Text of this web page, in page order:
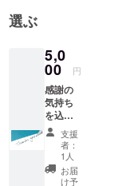
スクール
パー・高齢
者・外国
人）| 新
車・中古車
販売代理店
（英語） | 採
用代行サー
ビス | 情報発
選ぶ
5,0
00 円
感謝の
気持ち
を込め
て御礼
メール
をお送
りしま
す。
支援
者：
1人
お届
け予